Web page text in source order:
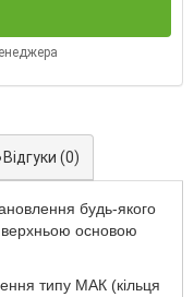
Відгуки (0)
будь-якого
верхньою основою
типу МАК (кільця